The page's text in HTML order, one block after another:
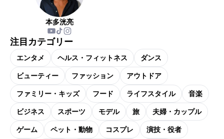
本多洸亮
注目カテゴリー
エンタメ ヘルス・フィットネス ダンス
ビューティー ファッション アウトドア
ファミリー・キッズ フード ライフスタイル 音楽
ビジネス スポーツ モデル 旅 夫婦・カップル
ゲーム ペット・動物 コスプレ 演技・役者